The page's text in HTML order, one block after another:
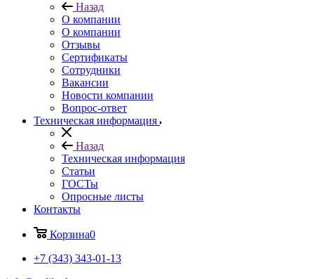
Назад
О компании
О компании
Отзывы
Сертификаты
Сотрудники
Вакансии
Новости компании
Вопрос-ответ
Техническая информация
Назад
Техническая информация
Статьи
ГОСТы
Опросные листы
Контакты
Корзина0
+7 (343) 343-01-13